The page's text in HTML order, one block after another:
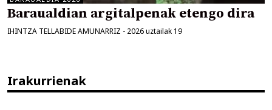
Baraualdian argitalpenak etengo dira
IHINTZA TELLABIDE AMUNARRIZ - 2026 uztailak 19
Irakurrienak